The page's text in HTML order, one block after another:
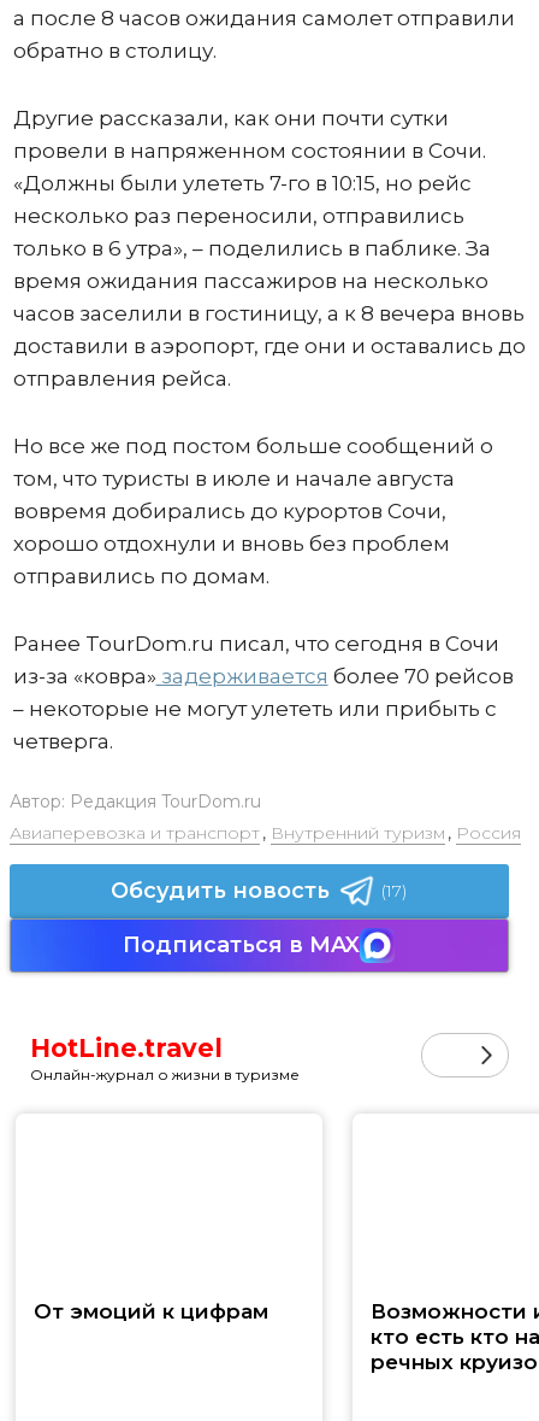
а после 8 часов ожидания самолет отправили
обратно в столицу.
Другие рассказали, как они почти сутки
провели в напряженном состоянии в Сочи.
«Должны были улететь 7-го в 10:15, но рейс
несколько раз переносили, отправились
только в 6 утра», – поделились в паблике. За
время ожидания пассажиров на несколько
часов заселили в гостиницу, а к 8 вечера вновь
доставили в аэропорт, где они и оставались до
отправления рейса.
Но все же под постом больше сообщений о
том, что туристы в июле и начале августа
вовремя добирались до курортов Сочи,
хорошо отдохнули и вновь без проблем
отправились по домам.
Ранее TourDom.ru писал, что сегодня в Сочи
из-за «ковра» задерживается более 70 рейсов
– некоторые не могут улететь или прибыть с
четверга.
Автор: Редакция TourDom.ru
Авиаперевозка и транспорт, Внутренний туризм , Россия
Обсудить новость (17)
Подписаться в MAX
HotLine.travel
Онлайн-журнал о жизни в туризме
От эмоций к цифрам
Возможности
кто есть кто
речных